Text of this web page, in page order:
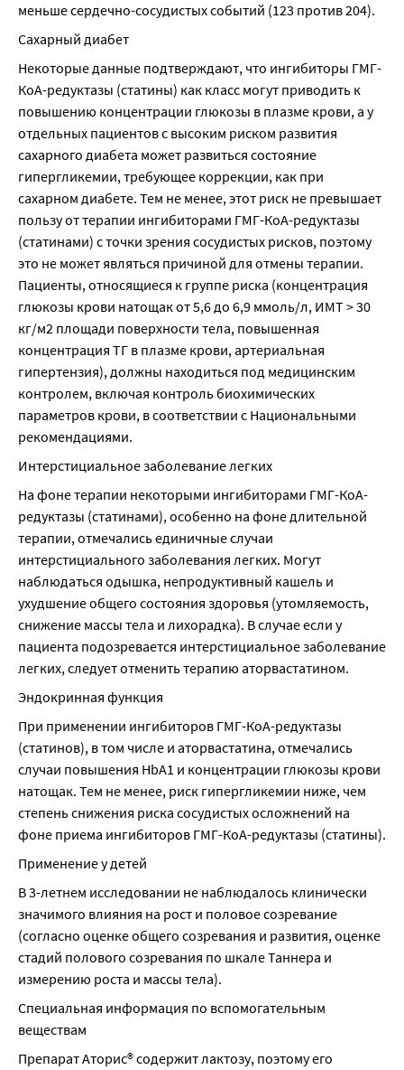
меньше сердечно-сосудистых событий (123 против 204).
Сахарный диабет
Некоторые данные подтверждают, что ингибиторы ГМГ-
КоА-редуктазы (статины) как класс могут приводить к
повышению концентрации глюкозы в плазме крови, а у
отдельных пациентов с высоким риском развития
сахарного диабета может развиться состояние
гипергликемии, требующее коррекции, как при
сахарном диабете. Тем не менее, этот риск не превышает
пользу от терапии ингибиторами ГМГ-КоА-редуктазы
(статинами) с точки зрения сосудистых рисков, поэтому
это не может являться причиной для отмены терапии.
Пациенты, относящиеся к группе риска (концентрация
глюкозы крови натощак от 5,6 до 6,9 ммоль/л, ИМТ > 30
кг/м2 площади поверхности тела, повышенная
концентрация ТГ в плазме крови, артериальная
гипертензия), должны находиться под медицинским
контролем, включая контроль биохимических
параметров крови, в соответствии с Национальными
рекомендациями.
Интерстициальное заболевание легких
На фоне терапии некоторыми ингибиторами ГМГ-КоА-
редуктазы (статинами), особенно на фоне длительной
терапии, отмечались единичные случаи
интерстициального заболевания легких. Могут
наблюдаться одышка, непродуктивный кашель и
ухудшение общего состояния здоровья (утомляемость,
снижение массы тела и лихорадка). В случае если у
пациента подозревается интерстициальное заболевание
легких, следует отменить терапию аторвастатином.
Эндокринная функция
При применении ингибиторов ГМГ-КоА-редуктазы
(статинов), в том числе и аторвастатина, отмечались
случаи повышения HbA1 и концентрации глюкозы крови
натощак. Тем не менее, риск гипергликемии ниже, чем
степень снижения риска сосудистых осложнений на
фоне приема ингибиторов ГМГ-КоА-редуктазы (статины).
Применение у детей
В 3-летнем исследовании не наблюдалось клинически
значимого влияния на рост и половое созревание
(cогласно оценке общего созревания и развития, оценке
стадий полового созревания по шкале Таннера и
измерению роста и массы тела).
Специальная информация по вспомогательным
веществам
Препарат Аторис® содержит лактозу, поэтому его